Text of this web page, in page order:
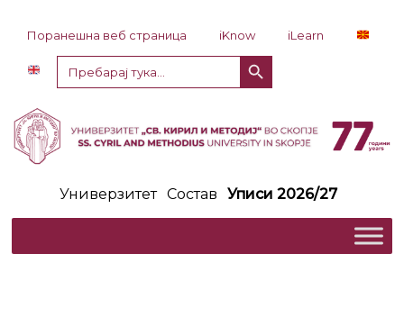
Поранешна веб страница iKnow
iLearn
Пребарај
за:
Копче за пребарување
Универзитет Состав Уписи 2026/27